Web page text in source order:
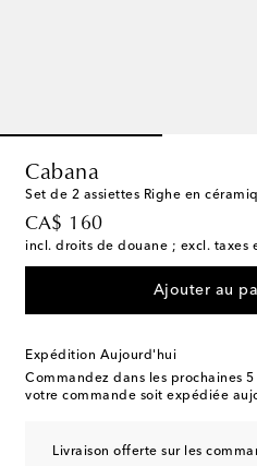
Cabana
Set de 2 assiettes Righe en
CA$ 160
original price
incl. droits de douane ; excl. taxes
Ajouter au
Expédition Aujourd'hui
Commandez dans les prochaines 5
votre commande soit expédiée
Livraison offerte sur les